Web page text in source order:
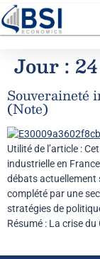
Jour :
Souveraineté
(Note)
Utilité de l’article :
industrielle en
débats actuellement
complété par une
stratégies de
Résumé : La crise